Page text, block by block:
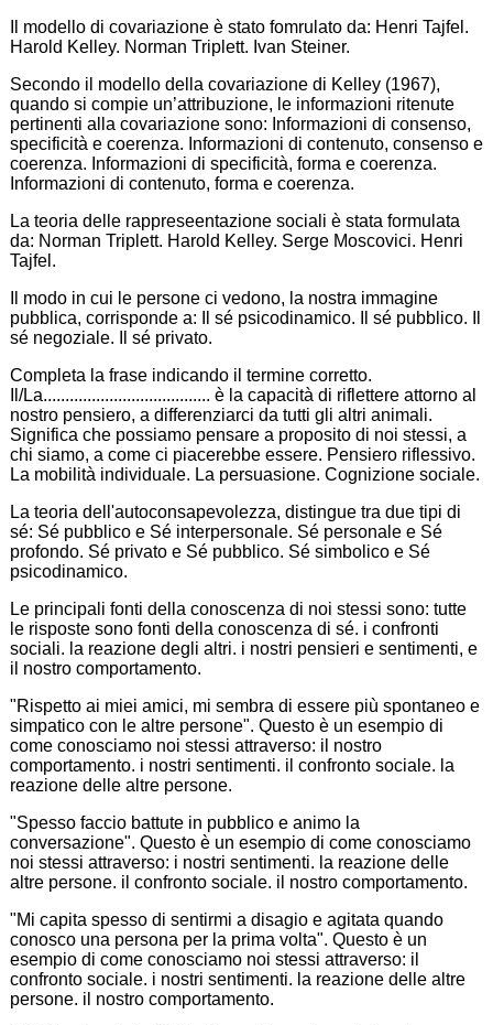
Il modello di covariazione è stato fomrulato da: Henri Tajfel.
Harold Kelley. Norman Triplett. Ivan Steiner.
Secondo il modello della covariazione di Kelley (1967),
quando si compie un’attribuzione, le informazioni ritenute
pertinenti alla covariazione sono: Informazioni di consenso,
specificità e coerenza. Informazioni di contenuto, consenso e
coerenza. Informazioni di specificità, forma e coerenza.
Informazioni di contenuto, forma e coerenza.
La teoria delle rappreseentazione sociali è stata formulata
da: Norman Triplett. Harold Kelley. Serge Moscovici. Henri
Tajfel.
Il modo in cui le persone ci vedono, la nostra immagine
pubblica, corrisponde a: Il sé psicodinamico. Il sé pubblico. Il
sé negoziale. Il sé privato.
Completa la frase indicando il termine corretto.
Il/La...................................... è la capacità di riflettere attorno al
nostro pensiero, a differenziarci da tutti gli altri animali.
Significa che possiamo pensare a proposito di noi stessi, a
chi siamo, a come ci piacerebbe essere. Pensiero riflessivo.
La mobilità individuale. La persuasione. Cognizione sociale.
La teoria dell'autoconsapevolezza, distingue tra due tipi di
sé: Sé pubblico e Sé interpersonale. Sé personale e Sé
profondo. Sé privato e Sé pubblico. Sé simbolico e Sé
psicodinamico.
Le principali fonti della conoscenza di noi stessi sono: tutte
le risposte sono fonti della conoscenza di sé. i confronti
sociali. la reazione degli altri. i nostri pensieri e sentimenti, e
il nostro comportamento.
"Rispetto ai miei amici, mi sembra di essere più spontaneo e
simpatico con le altre persone". Questo è un esempio di
come conosciamo noi stessi attraverso: il nostro
comportamento. i nostri sentimenti. il confronto sociale. la
reazione delle altre persone.
"Spesso faccio battute in pubblico e animo la
conversazione". Questo è un esempio di come conosciamo
noi stessi attraverso: i nostri sentimenti. la reazione delle
altre persone. il confronto sociale. il nostro comportamento.
"Mi capita spesso di sentirmi a disagio e agitata quando
conosco una persona per la prima volta". Questo è un
esempio di come conosciamo noi stessi attraverso: il
confronto sociale. i nostri sentimenti. la reazione delle altre
persone. il nostro comportamento.